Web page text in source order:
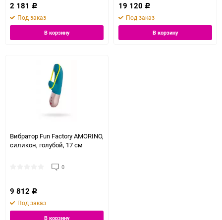
2 181 Р
Под заказ
В корзину
19 120 Р
Под заказ
В корзину
Вибратор Fun Factory AMORINO,
силикон, голубой, 17 см
0
9 812 Р
Под заказ
В корзину